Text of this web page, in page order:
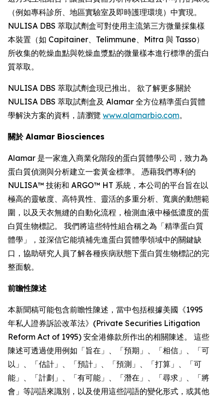
（例如專科診所、地區實驗室及即時護理環境）中實現。
NULISA DBS 萃取試劑盒可對使用主流第三方微量採集樣
本裝置（如 Capitainer、Telimmune、Mitra 與 Tasso）
所收集的乾燥血點與乾燥血漿點的微量樣本進行標準的蛋白
質萃取。
NULISA DBS 萃取試劑盒現已推出。 欲了解更多關於
NULISA DBS 萃取試劑盒及 Alamar 全方位精準蛋白質體
學解決方案的資料，請瀏覽 www.alamarbio.com。
關於 Alamar Biosciences
Alamar 是一家進入商業化階段的蛋白質體學公司，致力為
蛋白質偵測與分析建立一套黃金標準。 憑藉我們專利的
NULISA™ 技術和 ARGO™ HT 系統，本公司的平台旨在以
極高的靈敏度、高特異性、靈活的多重分析、寬廣的動態範
圍，以及天衣無縫的自動化流程，檢測血液中極低濃度的蛋
白質生物標記。 我們將這些特性組合稱之為「精準蛋白質
體學」，並深信它能填補先進蛋白質體學領域中的關鍵缺
口，協助研究人員了解各種疾病狀態下蛋白質生物標記的完
整面貌。
前瞻性陳述
本新聞稿可能包含前瞻性陳述，當中包括根據美國《1995
年私人證券訴訟改革法》(Private Securities Litigation
Reform Act of 1995) 安全港條款所作出的相關陳述。 這些
陳述可透過使用例如「旨在」、「預期」、「相信」、「可
以」、「估計」、「預計」、「預測」、「打算」、「可
能」、「計劃」、「有可能」、「潛在」、「尋求」、「將
會」等詞語來識別，以及使用這些詞語的變化形式，或其他